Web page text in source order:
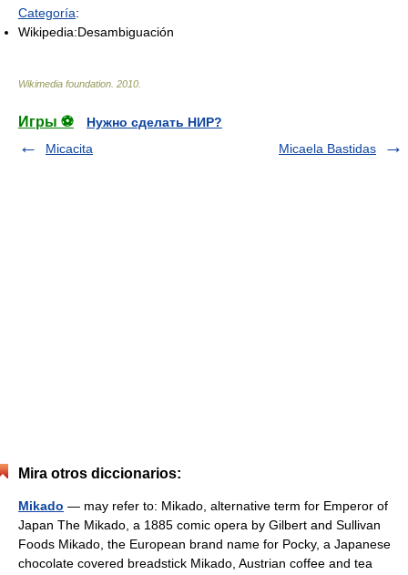
Categoría:
Wikipedia:Desambiguación
Wikimedia foundation 2010
Игры ⚽
Нужно сделать НИР?
Micacita
Micaela Bastidas
Mira otros diccionarios:
Mikado — may refer to: Mikado, alternative term for Emperor of
Japan The Mikado, a 1885 comic opera by Gilbert and Sullivan
Foods Mikado, the European brand name for Pocky, a Japanese
chocolate covered breadstick Mikado, Austrian coffee and tea